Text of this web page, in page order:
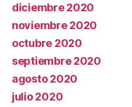
diciembre 2020
noviembre 2020
octubre 2020
septiembre 2020
agosto 2020
julio 2020